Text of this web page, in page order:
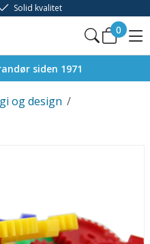
Solid kvalitet
0
siden 1971
/
og design